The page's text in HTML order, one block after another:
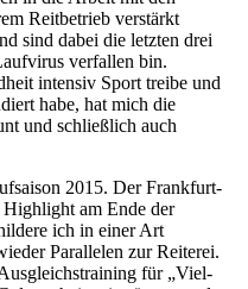
Reitbetrieb verstärkt
sind dabei die letzten drei
verfallen bin.
intensiv Sport treibe und
habe, hat mich die
und schließlich auch
2015. Der Frankfurt-
am Ende der
ich in einer Art
Parallelen zur Reiterei.
für „Viel-